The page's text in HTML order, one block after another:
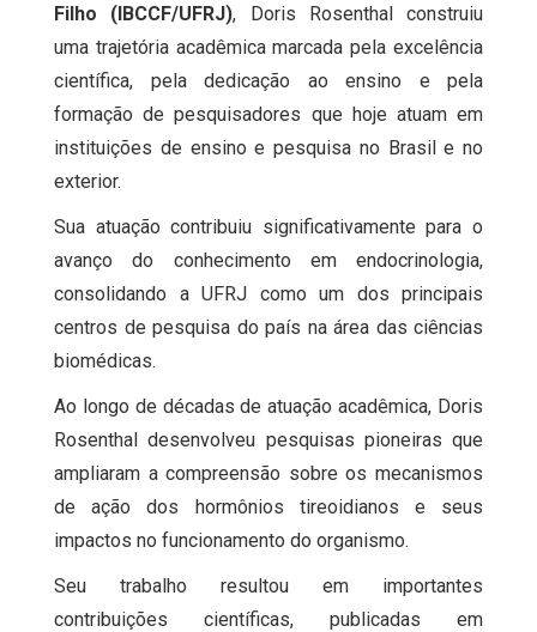
Filho (IBCCF/UFRJ), Doris Rosenthal construiu
uma trajetória acadêmica marcada pela excelência
científica, pela dedicação ao ensino e pela
formação de pesquisadores que hoje atuam em
instituições de ensino e pesquisa no Brasil e no
exterior.
Sua atuação contribuiu significativamente para o
avanço do conhecimento em endocrinologia,
consolidando a UFRJ como um dos principais
centros de pesquisa do país na área das ciências
biomédicas.
Ao longo de décadas de atuação acadêmica, Doris
Rosenthal desenvolveu pesquisas pioneiras que
ampliaram a compreensão sobre os mecanismos
de ação dos hormônios tireoidianos e seus
impactos no funcionamento do organismo.
Seu trabalho resultou em importantes
contribuições científicas, publicadas em